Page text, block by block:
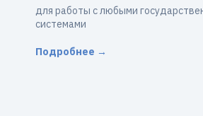
для работы с любыми
системами
Подробнее →